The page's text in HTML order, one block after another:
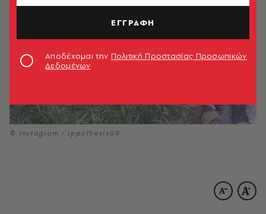
© Instagram / ippothesisGR
ΕΓΓΡΑΦΗ
Αποδέχομαι την Πολιτική Προστασίας Προσωπικών
Δεδομένων